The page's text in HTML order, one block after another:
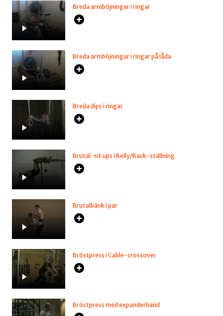
Breda armböjningar i ringar
Breda armböjningar i ringar på låda
Breda dips i ringar
Brutal-sit ups i Belly/Back-ställning
Brutalbänk i par
Bröstpress i Cable-crossover
Bröstpress med expanderband